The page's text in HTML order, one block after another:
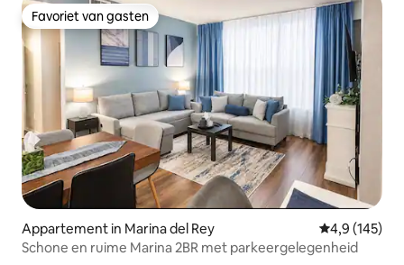
Favoriet van gasten
Favoriet van gasten
Appartement in Marina del Rey Gemiddelde
4,9 (145)
Schone en ruime Marina 2BR met parkeergelegenheid